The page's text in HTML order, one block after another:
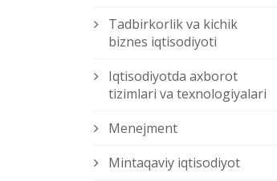
Tadbirkorlik va kichik
biznes iqtisodiyoti
Iqtisodiyotda axborot
tizimlari va texnologiyalari
Menejment
Mintaqaviy iqtisodiyot